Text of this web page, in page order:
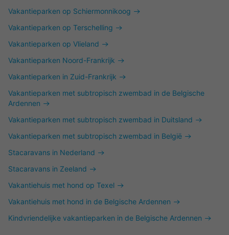
Vakantieparken op Schiermonnikoog
Vakantieparken op Terschelling
Vakantieparken op Vlieland
Vakantieparken Noord-Frankrijk
Vakantieparken in Zuid-Frankrijk
Vakantieparken met subtropisch zwembad in de Belgische
Ardennen
Vakantieparken met subtropisch zwembad in Duitsland
Vakantieparken met subtropisch zwembad in België
Stacaravans in Nederland
Stacaravans in Zeeland
Vakantiehuis met hond op Texel
Vakantiehuis met hond in de Belgische Ardennen
Kindvriendelijke vakantieparken in de Belgische Ardennen